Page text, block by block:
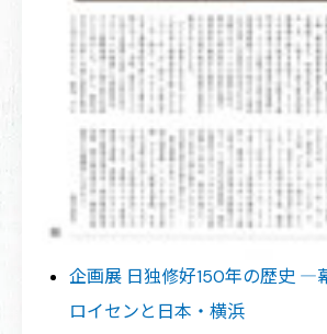
企画展 日独修好150年の歴史 ―
ロイセンと日本・横浜